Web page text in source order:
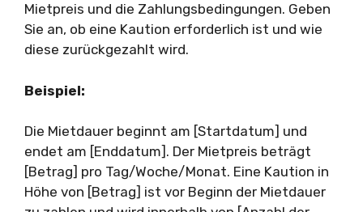
Mietpreis und die Zahlungsbedingungen. Geben
Sie an, ob eine Kaution erforderlich ist und wie
diese zurückgezahlt wird.
Beispiel:
Die Mietdauer beginnt am [Startdatum] und
endet am [Enddatum]. Der Mietpreis beträgt
[Betrag] pro Tag/Woche/Monat. Eine Kaution in
Höhe von [Betrag] ist vor Beginn der Mietdauer